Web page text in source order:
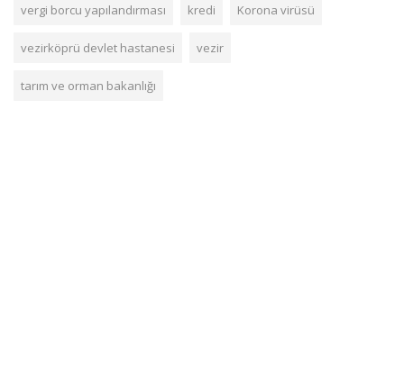
vergi borcu yapılandırması kredi Korona virüsü
vezirköprü devlet hastanesi vezir
tarım ve orman bakanlığı